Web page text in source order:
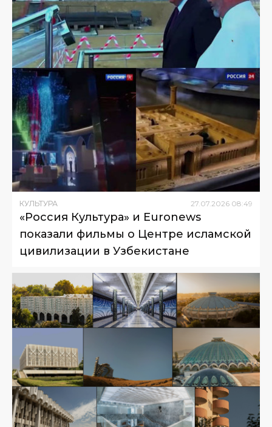
КУЛЬТУРА 27 07 2026 08:49
«Россия Культура» и Euronews
показали фильмы о Центре исламской
цивилизации в Узбекистане